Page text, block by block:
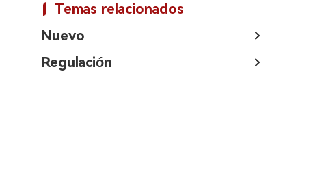
Temas relacionados
Nuevo
Regulación